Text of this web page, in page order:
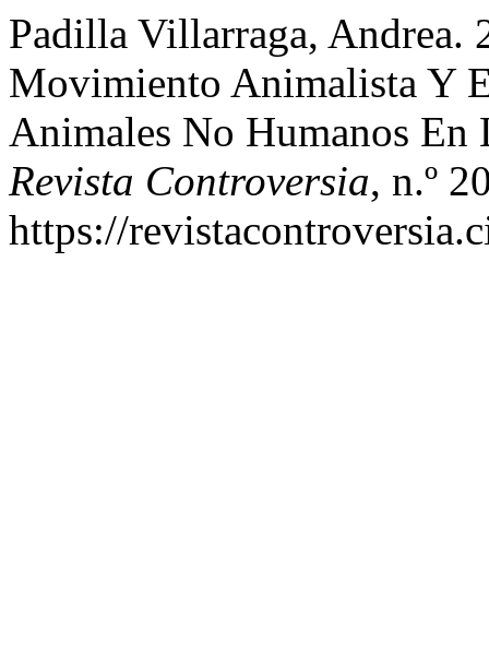
Padilla Villarraga,
Movimiento Animalista Y
Animales No Humanos En
Revista Controversia, n.º
https://